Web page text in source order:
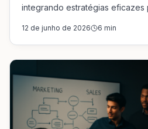
integrando estratégias eficazes
12 de junho de 2026 6 min